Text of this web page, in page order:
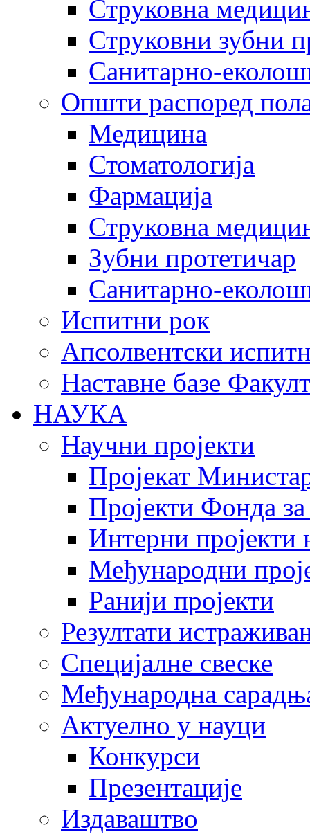
Струковна
Струковни зубни
Санитарно-
Општи распоред
Медицина
Стоматологија
Фармација
Струковна
Зубни протетичар
Санитарно-
Испитни рок
Апсолвентски
Наставне базе
НАУКА
Научни пројекти
Пројекат
Пројекти Фонда
Интерни пројекти
Међународни
Ранији пројекти
Резултати
Специјалне свеске
Међународна
Актуелно у науци
Конкурси
Презентације
Издаваштво